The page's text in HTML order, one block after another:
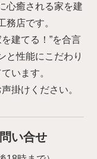
心癒される家を建
務店です。
建てる！”を合言
と性能にこだわり
います。
掛けください。
い合せ